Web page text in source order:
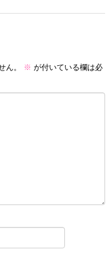
ん。 ※ が付いている欄は必